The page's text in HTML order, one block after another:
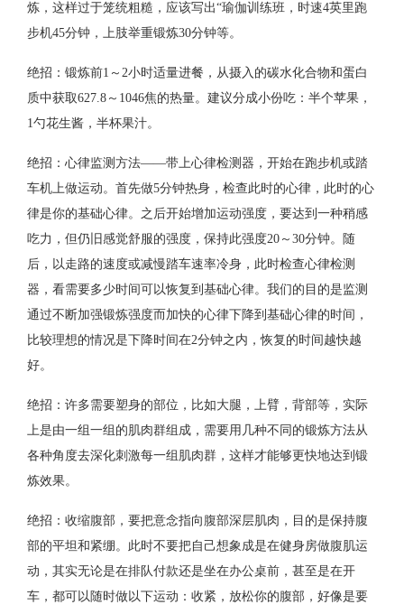
炼，这样过于笼统粗糙，应该写出“瑜伽训练班，时速4英里跑
步机45分钟，上肢举重锻炼30分钟等。
绝招：锻炼前1～2小时适量进餐，从摄入的碳水化合物和蛋白
质中获取627.8～1046焦的热量。建议分成小份吃：半个苹果，
1勺花生酱，半杯果汁。
绝招：心律监测方法——带上心律检测器，开始在跑步机或踏
车机上做运动。首先做5分钟热身，检查此时的心律，此时的心
律是你的基础心律。之后开始增加运动强度，要达到一种稍感
吃力，但仍旧感觉舒服的强度，保持此强度20～30分钟。随
后，以走路的速度或减慢踏车速率冷身，此时检查心律检测
器，看需要多少时间可以恢复到基础心律。我们的目的是监测
通过不断加强锻炼强度而加快的心律下降到基础心律的时间，
比较理想的情况是下降时间在2分钟之内，恢复的时间越快越
好。
绝招：许多需要塑身的部位，比如大腿，上臂，背部等，实际
上是由一组一组的肌肉群组成，需要用几种不同的锻炼方法从
各种角度去深化刺激每一组肌肉群，这样才能够更快地达到锻
炼效果。
绝招：收缩腹部，要把意念指向腹部深层肌肉，目的是保持腹
部的平坦和紧绷。此时不要把自己想象成是在健身房做腹肌运
动，其实无论是在排队付款还是坐在办公桌前，甚至是在开
车，都可以随时做以下运动：收紧，放松你的腹部，好像是要